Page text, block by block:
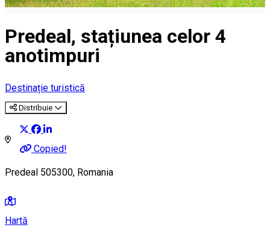
Predeal, stațiunea celor 4
anotimpuri
Destinație turistică
Distribuie
Copied!
Predeal 505300, Romania
Hartă